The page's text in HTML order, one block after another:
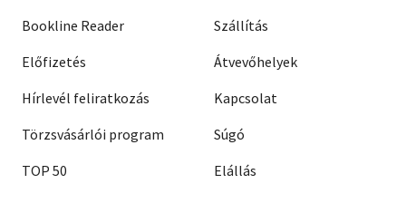
Bookline Reader
Előfizetés
Hírlevél feliratkozás
Törzsvásárlói program
TOP 50
Szállítás
Átvevőhelyek
Kapcsolat
Súgó
Elállás